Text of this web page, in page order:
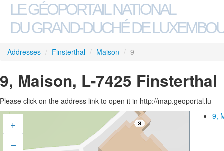
LE GÉOPORTAIL NATIONAL
DU GRAND-DUCHÉ DE
Addresses / Finsterthal / Maison / 9
9, Maison, L-7425 Finsterthal
Please click on the address link to open it in http://map.geoportal.lu
+
–
9,